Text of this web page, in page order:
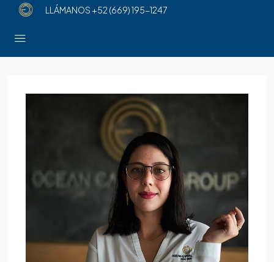
LLÁMANOS +52 (669) 195-1247